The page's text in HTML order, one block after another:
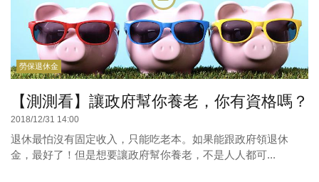
勞保退休金
【測測看】讓政府幫你養老，你有資格嗎？
2018/12/31 14:00
退休最怕沒有固定收入，只能吃老本。如果能跟政府領退休
金，最好了！但是想要讓政府幫你養老，不是人人都可...